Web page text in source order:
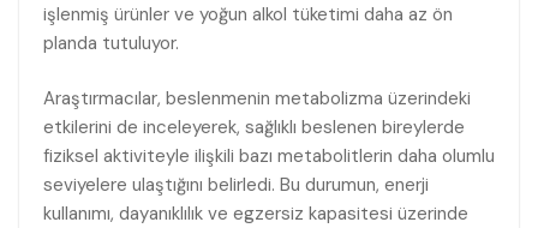
işlenmiş ürünler ve yoğun alkol tüketimi daha az ön
planda tutuluyor.
Araştırmacılar, beslenmenin metabolizma üzerindeki
etkilerini de inceleyerek, sağlıklı beslenen bireylerde
fiziksel aktiviteyle ilişkili bazı metabolitlerin daha olumlu
seviyelere ulaştığını belirledi. Bu durumun, enerji
kullanımı, dayanıklılık ve egzersiz kapasitesi üzerinde